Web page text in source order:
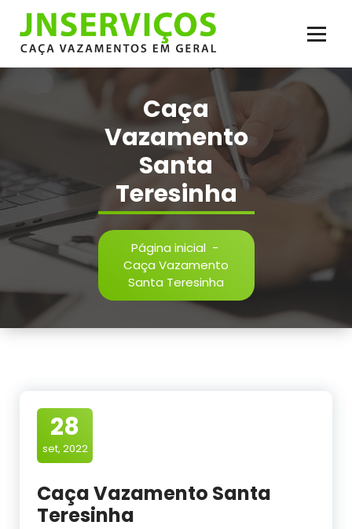
conteúdo
Reparos em Geral. Serviço de Caça Vazamento com Qualidade
Caça
Vazamento
Santa
Teresinha
Página inicial -
Caça Vazamento
Santa Teresinha
28
set, 2022
Caça Vazamento Santa
Teresinha